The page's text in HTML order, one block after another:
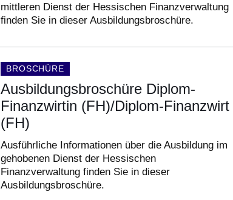
mittleren Dienst der Hessischen Finanzverwaltung
finden Sie in dieser Ausbildungsbroschüre.
DOKUMENTENART:
BROSCHÜRE
Ausbildungsbroschüre Diplom-
Finanzwirtin (FH)/Diplom-Finanzwirt
(FH)
Ausführliche Informationen über die Ausbildung im
gehobenen Dienst der Hessischen
Finanzverwaltung finden Sie in dieser
Ausbildungsbroschüre.